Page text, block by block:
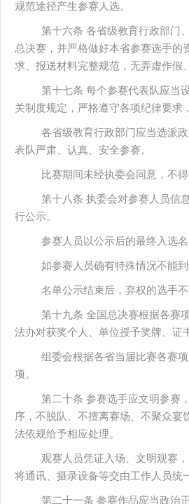
规范途径产生参赛人选。
第十六条 各省级教育行政部门
总决赛，并严格做好本省参赛选手的
求、报送材料完整规范，无弄虚作假
第十七条 每个参赛代表队应当
关制度规定，严格遵守各项纪律要求
各省级教育行政部门应当选派
表队严肃、认真、安全参赛。
比赛期间未经执委会同意，不
第十八条 执委会对参赛人员信
行公示。
参赛人员以公示后的最终入选名
如参赛人员确有特殊情况不能
名单公示结束后，弃权的选手不
第十九条 全国总决赛根据各赛
法办对获奖个人、单位授予奖牌、证
组委会根据各省当届比赛各赛
项。
第二十条 参赛选手应文明参赛
序，不脱队、不擅离赛场、不聚众
法依规给予相应处理。
观赛人员凭证入场、文明观赛
将通讯、摄录设备等交由工作人员统
第二十一条 参赛作品应当政治